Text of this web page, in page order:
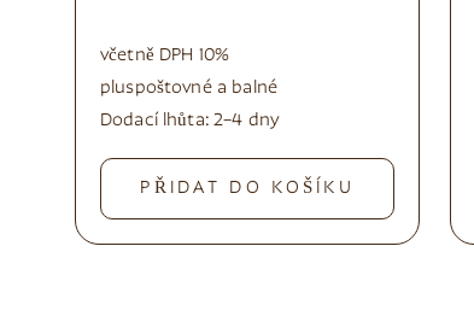
včetně DPH 10%
pluspoštovné a balné
Dodací lhůta:2–4 dny
PŘIDAT DO KOŠÍKU